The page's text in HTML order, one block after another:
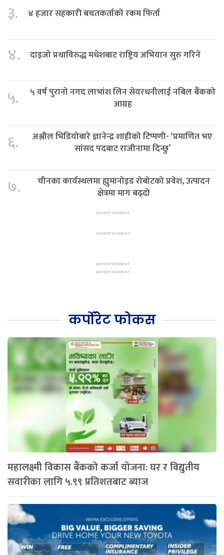
३. ४ हजार सहकारी बचतकर्ताको रकम फिर्ता
४. दाइजो प्रथाविरुद्ध मधेशबाट राष्ट्रिय अभियान सुरु गरिने
५.
५ वर्ष पुरानो नगद लाभांश लिन सेयरधनीलाई नबिल बैंकको
आग्रह
६.
अश्लील भिडियोबारे ज्ञानेन्द्र शाहीको टिप्पणी- ‘प्रमाणित भए
सांसद पदबाट राजीनामा दिन्छु’
७.
चीनका कार्यस्थलमा ह्युमानोइड रोबोटको प्रवेश, उत्पादन
क्षेत्रमा माग बढ्दो
कर्पोरेट फोकस
महालक्ष्मी विकास बैंकको कर्जा योजना: घर र विद्युतीय
सवारीका लागि ५.९९ प्रतिशतबाट ब्याज